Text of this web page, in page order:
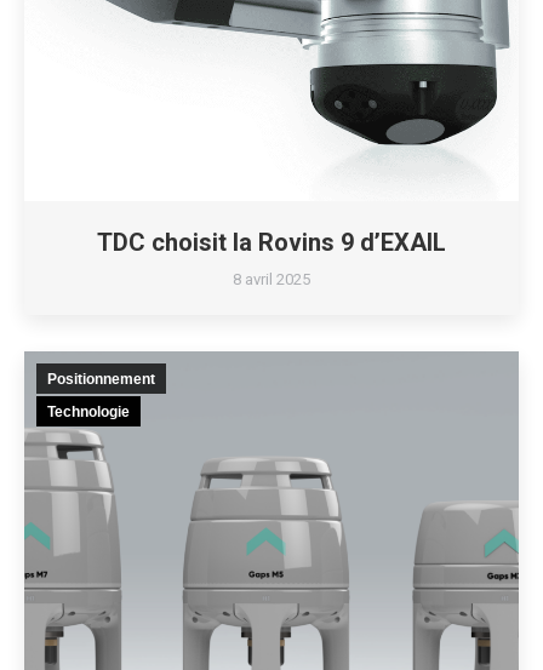
TDC choisit la Rovins 9 d’EXAIL
8 avril 2025
Positionnement
Technologie